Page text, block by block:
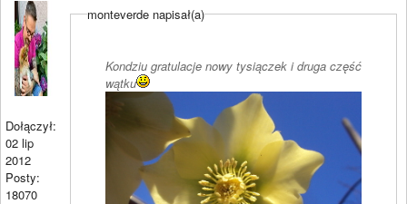
Dołączył:
02 lip
2012
Posty:
18070
monteverde napisał(a)
Kondziu gratulacje nowy tysiączek i druga część
wątku